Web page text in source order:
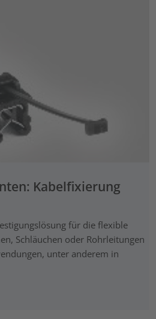
Kabelfixierung
für die flexible
Schläuchen oder Rohrleitungen
unter anderem in